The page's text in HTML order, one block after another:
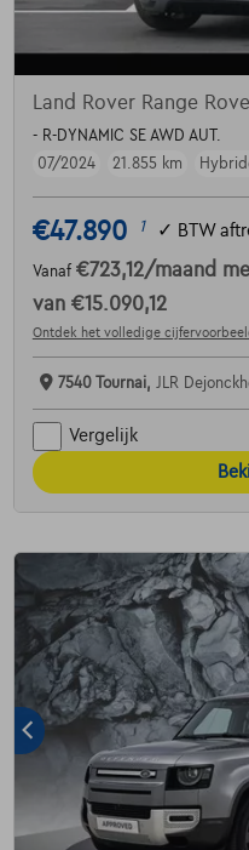
Land Rover Range
- R-DYNAMIC SE AWD AUT.
07/2024
21.855 km
€47.890 1 ✓ BTW
Vanaf €723,12/maand
van €15.090,12
Ontdek het volledige
7540 Tournai, JLR
Vergelijk